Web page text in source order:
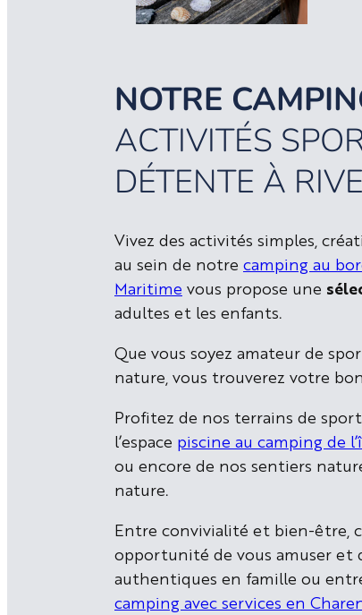
NOTRE
ACTIVITÉS
DÉTENTE À
Vivez des activités simples,
au sein de notre camping au
Maritime vous propose une
adultes et les enfants.
Que vous soyez amateur de
nature, vous trouverez votre
Profitez de nos terrains de
l’espace piscine au camping de
ou encore de nos sentiers
nature.
Entre convivialité et bien-être,
opportunité de vous amuser et
authentiques en famille ou
camping avec services en